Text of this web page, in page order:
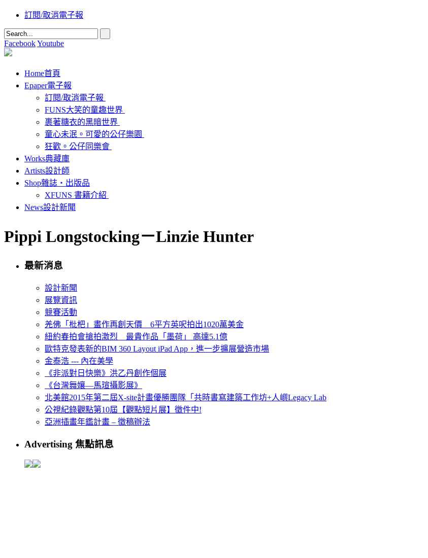
訂閱/取消電子報
FacebookYoutube
Home首頁
Epaper電子報
訂閱/取消電子報
FUNS大笑的童趣世界
裹著糖衣的黑暗世界
童心未泯。可愛的公仔樂園
狂歡。公仔同樂會
Works典藏庫
Artists設計師
Shop雜誌‧出版品
XFUNS 書籍介紹
News設計新聞
Pippi Longstocking－Linzie Hunter
最新消息
設計新聞
展覽資訊
競賽活動
羌佛「枇杷」畫作再創天價 6平方英呎拍出1020萬美金
紐約春拍會搶拍激烈 最貴作品「墨荷」 高達5.1億
歐特克發表新的BIM 360 Layout iPad App，進一步擴展營造市場
金泰浩 --- 內在美學
《非派對日快樂》洪乙丹創作個展
《台灣舞孃—馬瑄攝影展》
北美館2015年第二屆X-site計畫優勝團隊「共時書寫建築工作坊+人嶼Legacy Lab
公視紀錄觀點第10屆【觀點短片展】徵件中!
亞洲插畫年鑑計畫 – 徵稿辦法
Advertising 焦點訊息